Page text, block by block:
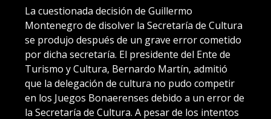
La cuestionada decisión de Guillermo
Montenegro de disolver la Secretaría de Cultura
se produjo después de un grave error cometido
por dicha secretaría. El presidente del Ente de
Turismo y Cultura, Bernardo Martín, admitió
que la delegación de cultura no pudo competir
en los Juegos Bonaerenses debido a un error de
la Secretaría de Cultura. A pesar de los intentos